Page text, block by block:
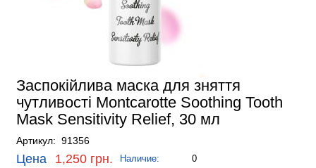
Заспокійлива маска для зняття
чутливості Montcarotte Soothing Tooth
Mask Sensitivity Relief, 30 мл
Артикул: 91356
Цена 1,250 грн. Наличие: 0